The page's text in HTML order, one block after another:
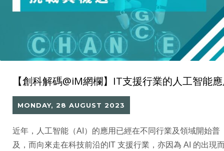
【創科解碼@iM網欄】IT支援行業的人工智能
MONDAY, 28 AUGUST 2023
近年，人工智能（AI）的應用已經在不同行業及領域開始普
及，而向來走在科技前沿的IT 支援行業，亦因為 AI 的出現